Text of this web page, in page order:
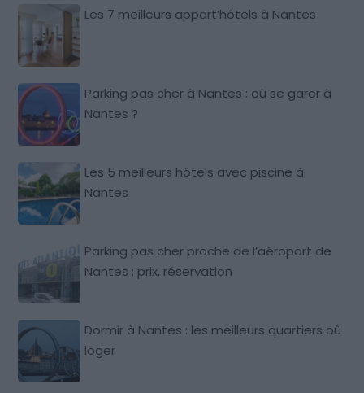
Les 7 meilleurs appart’hôtels à Nantes
Parking pas cher à Nantes : où se garer à
Nantes ?
Les 5 meilleurs hôtels avec piscine à
Nantes
Parking pas cher proche de l’aéroport de
Nantes : prix, réservation
Dormir à Nantes : les meilleurs quartiers où
loger